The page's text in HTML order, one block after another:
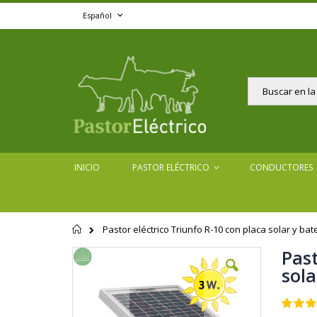
Lenguaje
Español
Buscar
INICIO PASTOR ELÉCTRICO CONDUCTORES
de
inicio
Pastor eléctrico Triunfo R-10 con placa solar y
Saltar
al